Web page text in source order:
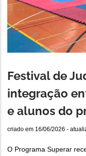
Festival de
integração
e alunos do
criado em 16/06/2026 -
O Programa Superar